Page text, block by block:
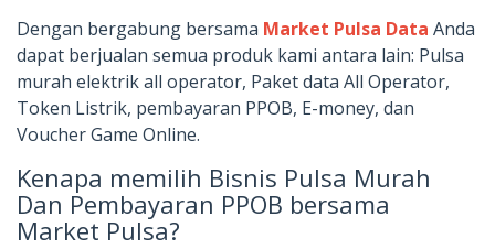
Dengan bergabung bersama Market Pulsa Data Anda
dapat berjualan semua produk kami antara lain: Pulsa
murah elektrik all operator, Paket data All Operator,
Token Listrik, pembayaran PPOB, E-money, dan
Voucher Game Online.
Kenapa memilih Bisnis Pulsa Murah
Dan Pembayaran PPOB bersama
Market Pulsa?